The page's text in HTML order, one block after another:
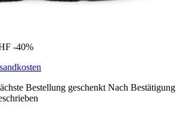
-40%
Bestellung geschenkt Nach Bestätigung